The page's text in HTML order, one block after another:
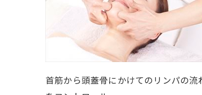
首筋から頭蓋骨にかけてのリンパの流